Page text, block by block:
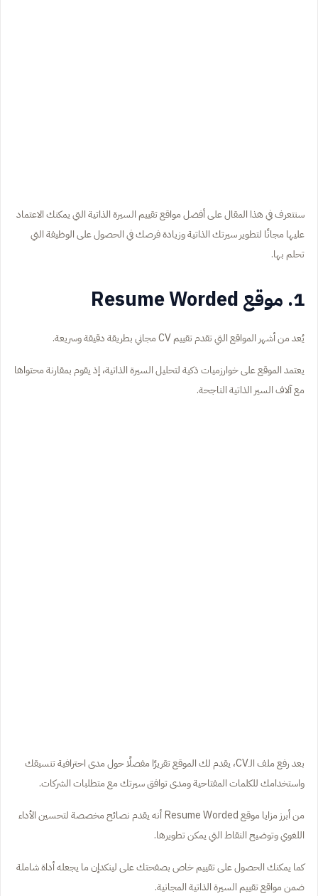
سنتعرف في هذا المقال على أفضل مواقع تقييم السيرة الذاتية التي يمكنك الاعتماد
عليها مجانًا لتطوير سيرتك الذاتية وزيادة فرصك في الحصول على الوظيفة التي
تحلم بها.
1. موقع Resume Worded
يُعد من أشهر المواقع التي تقدم تقييم CV مجاني بطريقة دقيقة وسريعة.
يعتمد الموقع على خوارزميات ذكية لتحليل السيرة الذاتية، إذ يقوم بمقارنة محتواها
مع آلاف السير الذاتية الناجحة.
بعد رفع ملف الـCV، يقدم لك الموقع تقريرًا مفصلًا حول مدى احترافية تنسيقك
واستخدامك للكلمات المفتاحية ومدى توافق سيرتك مع متطلبات الشركات.
من أبرز مزايا موقع Resume Worded أنه يقدم نصائح مخصصة لتحسين الأداء
اللغوي وتوضيح النقاط التي يمكن تطويرها.
كما يمكنك الحصول على تقييم خاص بصفحتك على لينكدإن ما يجعله أداة شاملة
ضمن مواقع تقييم السيرة الذاتية المجانية.